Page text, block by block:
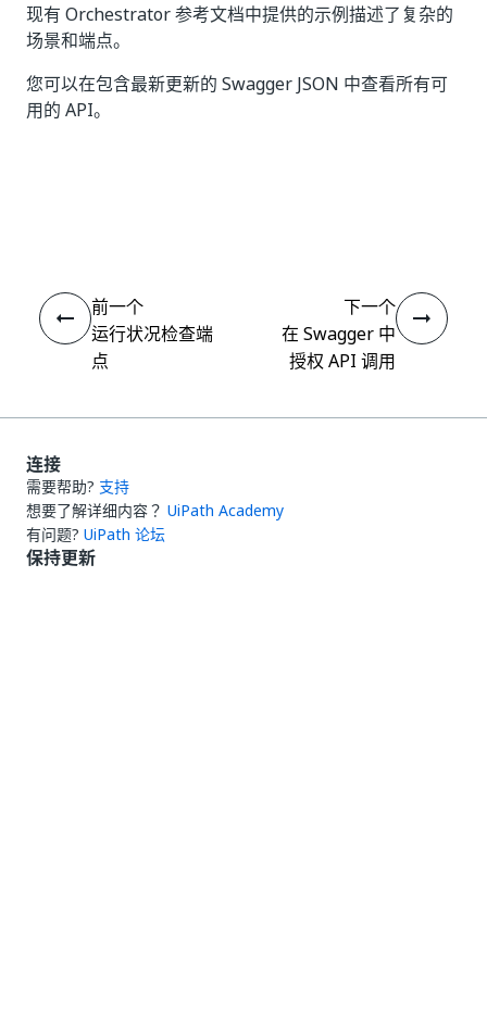
现有 Orchestrator 参考文档中提供的示例描述了复杂的
场景和端点。
您可以在包含最新更新的 Swagger JSON 中查看所有可
用的 API。
前一个
运行状况检查端
点
下一个
在 Swagger 中
授权 API 调用
连接
需要帮助? 支持
想要了解详细内容？ UiPath Academy
有问题? UiPath 论坛
保持更新